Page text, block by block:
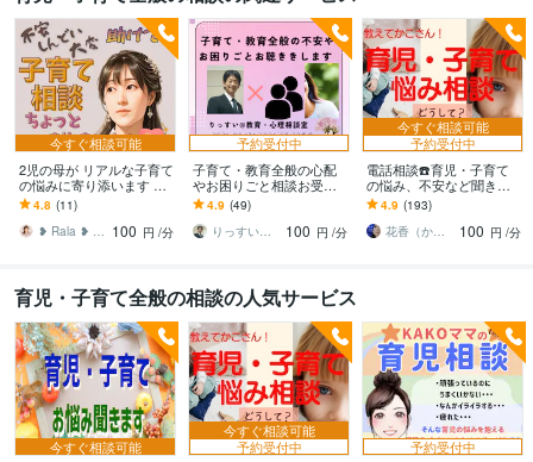
今すぐ相談可能
2児の母が リアルな子育て
の悩みに寄り添います 完
璧じゃなくていい！あな
たらしい子育て法のヒン
ト 見つけます
4.8 (11)
❥ Rala ❥ 心理カウンセラー 100 円 /分
予約受付中
子育て・教育全般の心配
やお困りごと相談お受け
します 上級心理カウンセ
ラー＆元校長があなたの
悩み事に寄り添います
4.9 (49)
りっすい＠教育・心理相談室
100 円 /分
今すぐ相談可能
予約受付中
電話相談☎️育児・子育て
の悩み、不安など聞きま
す ✅勉強/習い事/しつけ/
健康/発達/ママ友/解決に導
きます！
4.9 (193)
花香（かこ）
100 円 /分
育児・子育て全般の相談の人気サービス
今すぐ相談可能
今すぐ相談可能
予約受付中
予約受付中